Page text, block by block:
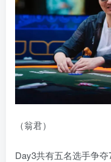
（翁君）
Day3共有五名选手争